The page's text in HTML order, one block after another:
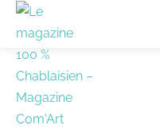
All Categories